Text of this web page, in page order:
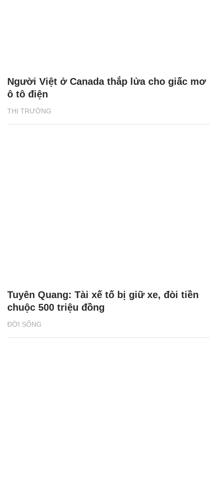
THỊ TRƯỜNG
Người Việt ở Canada thắp lửa cho giấc mơ
ô tô điện
ĐỜI SỐNG
Tuyên Quang: Tài xế tố bị giữ xe, đòi tiền
chuộc 500 triệu đồng